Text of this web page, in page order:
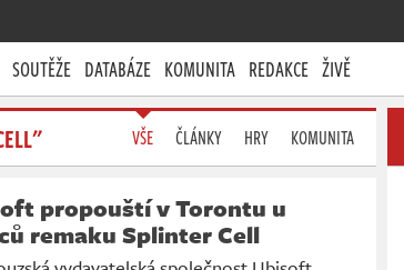
SOUTĚŽE DATABÁZE KOMUNITA REDAKCE ŽIVĚ
VŠE ČLÁNKY HRY KOMUNITA
propouští v Torontu u
remaku Splinter Cell